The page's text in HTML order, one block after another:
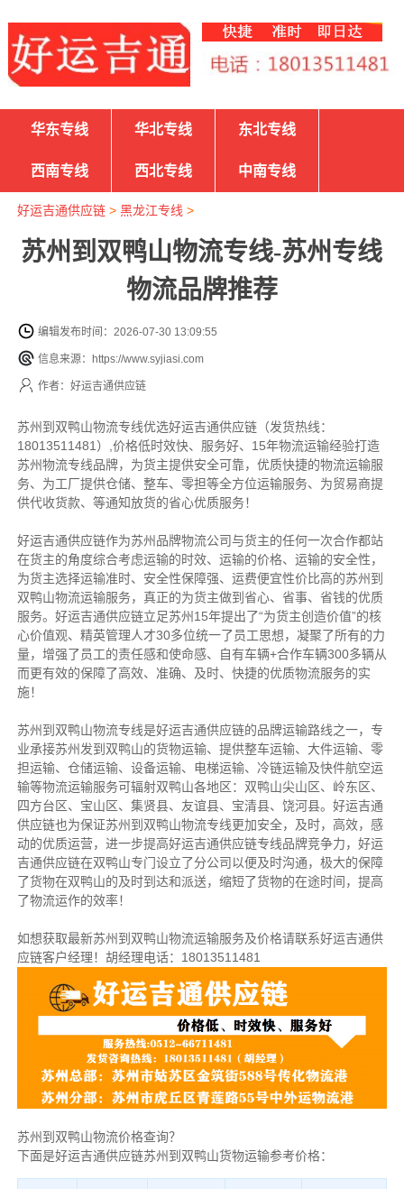
华东专线 华北专线 东北专线
西南专线 西北专线 中南专线
好运吉通供应链> 黑龙江专线 >
苏州到双鸭山物流专线-苏州专线
物流品牌推荐
编辑发布时间：2026-07-30 13:09:55
信息来源：https://www.syjiasi.com
作者：好运吉通供应链
苏州到双鸭山物流专线优选好运吉通供应链（发货热线：
18013511481）,价格低时效快、服务好、15年物流运输经验打造
苏州物流专线品牌，为货主提供安全可靠，优质快捷的物流运输服
务、为工厂提供仓储、整车、零担等全方位运输服务、为贸易商提
供代收货款、等通知放货的省心优质服务！
好运吉通供应链作为苏州品牌物流公司与货主的任何一次合作都站
在货主的角度综合考虑运输的时效、运输的价格、运输的安全性，
为货主选择运输准时、安全性保障强、运费便宜性价比高的苏州到
双鸭山物流运输服务，真正的为货主做到省心、省事、省钱的优质
服务。好运吉通供应链立足苏州15年提出了“为货主创造价值”的核
心价值观、精英管理人才30多位统一了员工思想，凝聚了所有的力
量，增强了员工的责任感和使命感、自有车辆+合作车辆300多辆从
而更有效的保障了高效、准确、及时、快捷的优质物流服务的实
施！
苏州到双鸭山物流专线是好运吉通供应链的品牌运输路线之一，专
业承接苏州发到双鸭山的货物运输、提供整车运输、大件运输、零
担运输、仓储运输、设备运输、电梯运输、冷链运输及快件航空运
输等物流运输服务可辐射双鸭山各地区：双鸭山尖山区、岭东区、
四方台区、宝山区、集贤县、友谊县、宝清县、饶河县。好运吉通
供应链也为保证苏州到双鸭山物流专线更加安全，及时，高效，感
动的优质运营，进一步提高好运吉通供应链专线品牌竞争力，好运
吉通供应链在双鸭山专门设立了分公司以便及时沟通，极大的保障
了货物在双鸭山的及时到达和派送，缩短了货物的在途时间，提高
了物流运作的效率！
如想获取最新苏州到双鸭山物流运输服务及价格请联系好运吉通供
应链客户经理！胡经理电话：18013511481
苏州到双鸭山物流价格查询？
下面是好运吉通供应链苏州到双鸭山货物运输参考价格：